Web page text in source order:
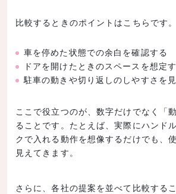
比較するときのポイントはこちらです。
車を停めた状態での余白を確認する
ドアを開けたときのスペースを想定
駐車の動きや切り返しのしやすさを
ここで役立つのが、数字だけでなく「
ることです。たとえば、実際にハンド
クで入れる動作を想像するだけでも、
見えてきます。
さらに、各社の提案を並べて比較する